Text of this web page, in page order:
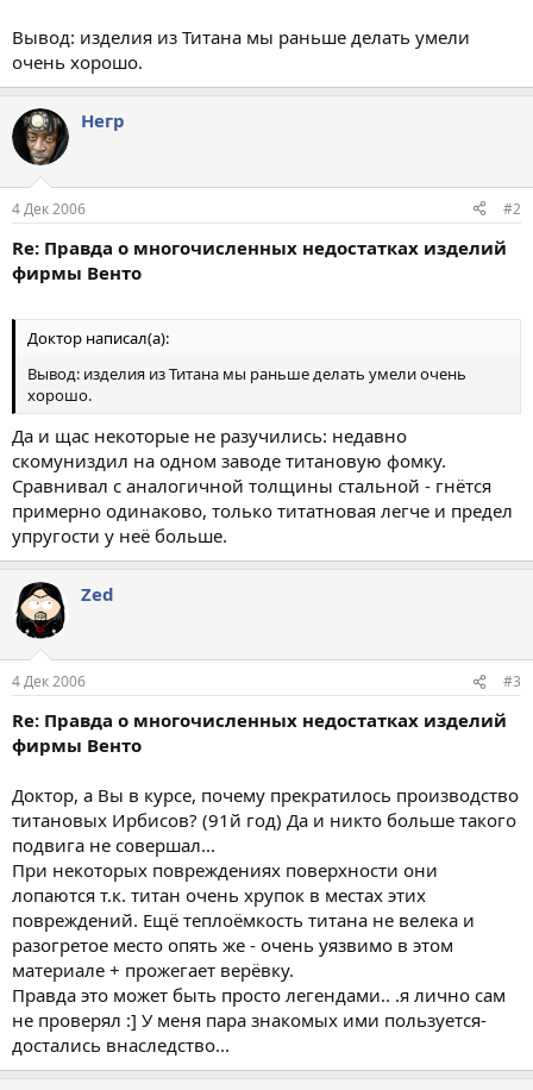
Вывод: изделия из Титана мы раньше делать умели
очень хорошо.
Негр
4 Дек 2006 #2
Re: Правда о многочисленных недостатках изделий
фирмы Венто
Доктор написал(а):
Вывод: изделия из Титана мы раньше делать умели очень
хорошо.
Да и щас некоторые не разучились: недавно
скомуниздил на одном заводе титановую фомку.
Сравнивал с аналогичной толщины стальной - гнётся
примерно одинаково, только титатновая легче и предел
упругости у неё больше.
Zed
4 Дек 2006 #3
Re: Правда о многочисленных недостатках изделий
фирмы Венто
Доктор, а Вы в курсе, почему прекратилось производство
титановых Ирбисов? (91й год) Да и никто больше такого
подвига не совершал...
При некоторых повреждениях поверхности они
лопаются т.к. титан очень хрупок в местах этих
повреждений. Ещё теплоёмкость титана не велека и
разогретое место опять же - очень уязвимо в этом
материале + прожегает верёвку.
Правда это может быть просто легендами.. .я лично сам
не проверял :] У меня пара знакомых ими пользуется-
достались внаследство...